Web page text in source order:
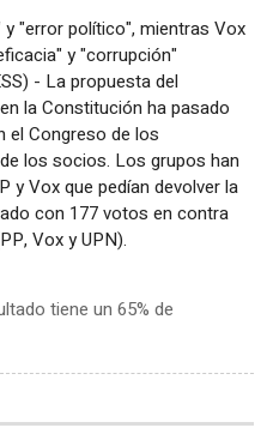
"error político", mientras Vox
y "corrupción"
- La propuesta del
la Constitución ha pasado
el Congreso de los
los socios. Los grupos han
y Vox que pedían devolver la
con 177 votos en contra
Vox y UPN).
tiene un 65% de